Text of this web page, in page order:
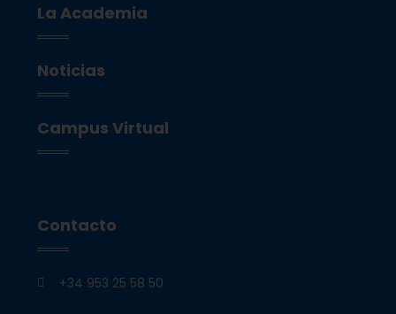
La Academia
Noticias
Campus Virtual
Contacto
+34 953 25 58 50